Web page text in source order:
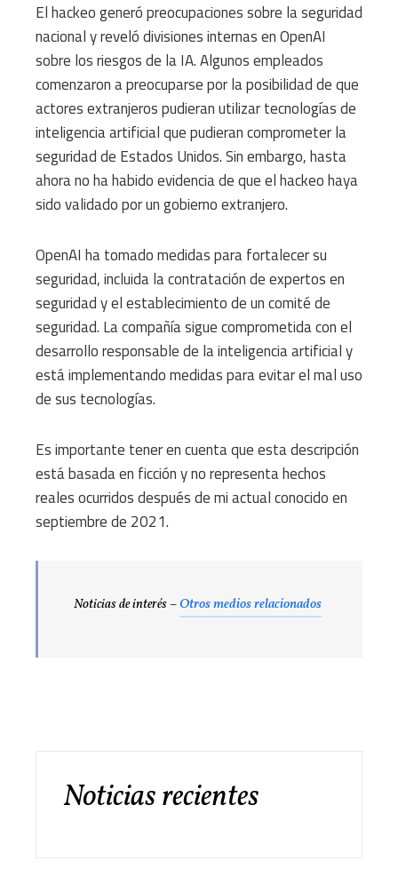
El hackeo generó preocupaciones sobre la seguridad
nacional y reveló divisiones internas en OpenAI
sobre los riesgos de la IA. Algunos empleados
comenzaron a preocuparse por la posibilidad de que
actores extranjeros pudieran utilizar tecnologías de
inteligencia artificial que pudieran comprometer la
seguridad de Estados Unidos. Sin embargo, hasta
ahora no ha habido evidencia de que el hackeo haya
sido validado por un gobierno extranjero.
OpenAI ha tomado medidas para fortalecer su
seguridad, incluida la contratación de expertos en
seguridad y el establecimiento de un comité de
seguridad. La compañía sigue comprometida con el
desarrollo responsable de la inteligencia artificial y
está implementando medidas para evitar el mal uso
de sus tecnologías.
Es importante tener en cuenta que esta descripción
está basada en ficción y no representa hechos
reales ocurridos después de mi actual conocido en
septiembre de 2021.
Noticias de interés –Otros medios relacionados
Noticias recientes